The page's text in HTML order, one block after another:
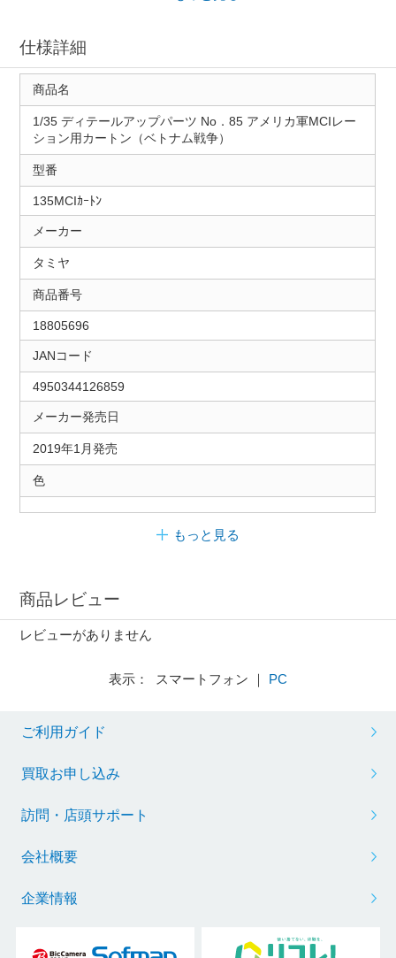
仕様詳細
商品名
1/35 ディテールアップパーツ No．85 アメリカ軍MCIレー
ション用カートン（ベトナム戦争）
型番
135MCIｶｰﾄﾝ
メーカー
タミヤ
商品番号
18805696
JANコード
4950344126859
メーカー発売日
2019年1月発売
色
もっと見る
商品レビュー
レビューがありません
表示： スマートフォン ｜ PC
ご利用ガイド
買取お申し込み
訪問・店頭サポート
会社概要
企業情報